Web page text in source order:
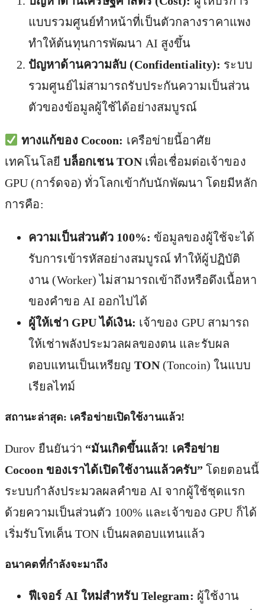
แบบรวมศูนย์ทำหน้าที่เป็นตัวกลางราคาแพง
ทำให้ต้นทุนการพัฒนา AI สูงขึ้น
ปัญหาด้านความลับ (Confidentiality): ระบบ
รวมศูนย์ไม่สามารถรับประกันความเป็นส่วน
ตัวของข้อมูลผู้ใช้ได้อย่างสมบูรณ์
ทางแก้ของ Cocoon: เครือข่ายนี้อาศัย
เทคโนโลยี บล็อกเชน TONเพื่อเชื่อมต่อเจ้าของ
GPU (การ์ดจอ) ทั่วโลกเข้ากับนักพัฒนา โดยมีหลัก
การคือ:
ความเป็นส่วนตัว 100%: ข้อมูลของผู้ใช้จะได้
รับการเข้ารหัสอย่างสมบูรณ์ ทำให้ผู้ปฏิบัติ
งาน (Worker) ไม่สามารถเข้าถึงหรือดึงเนื้อหา
ของคำขอ AI ออกไปได้
ผู้ให้เช่า GPU ได้เงิน: เจ้าของ GPU สามารถ
ให้เช่าพลังประมวลผลของตน และรับผล
ตอบแทนเป็นเหรียญ TON(Toncoin) ในแบบ
เรียลไทม์
สถานะล่าสุด: เครือข่ายเปิดใช้งานแล้ว!
Durov ยืนยันว่า “มันเกิดขึ้นแล้ว! เครือข่าย
Cocoon ของเราได้เปิดใช้งานแล้วครับ” โดยตอนนี้
ระบบกำลังประมวลผลคำขอ AI จากผู้ใช้ชุดแรก
ด้วยความเป็นส่วนตัว 100% และเจ้าของ GPU ก็ได้
เริ่มรับโทเค็น TON เป็นผลตอบแทนแล้ว
อนาคตที่กำลังจะมาถึง
ฟีเจอร์ AI ใหม่สำหรับ Telegram: ผู้ใช้งาน